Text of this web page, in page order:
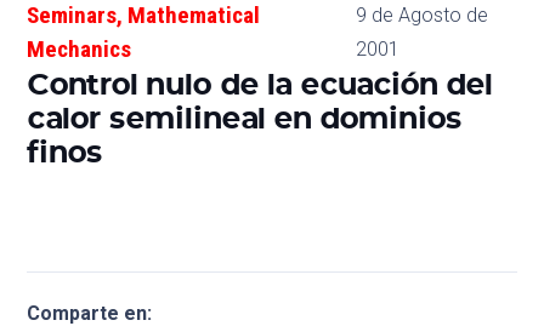
Seminars, Mathematical
Mechanics
9 de Agosto de
2001
Control nulo de la ecuación del
calor semilineal en dominios
finos
Comparte en: